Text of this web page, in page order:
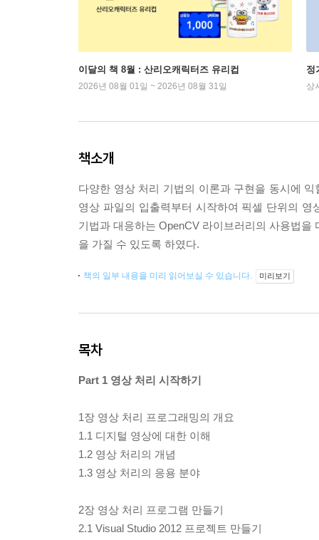
이달의 책 8월 : 산리오캐릭터즈 유리컵
2026년 08월 01일 ~ 2026년 08월 31일
정
상
책소개
다양한 영상 처리 기법의 이론과 구현을 동시에
영상 파일의 입출력부터 시작하여 픽셀 단위의
기법과 대응하는 OpenCV 라이브러리의 사용법
을 가질 수 있도록 하였다.
책의 일부 내용을 미리 읽어보실 수 있습니다. 미리보기
목차
Part 1 영상 처리 시작하기
1장 영상 처리 프로그래밍의 개요
1.1 디지털 영상에 대한 이해
1.2 영상 처리의 개념
1.3 영상 처리의 응용 분야
2장 영상 처리 프로그램 만들기
2.1 Visual Studio 2012 프로젝트 만들기